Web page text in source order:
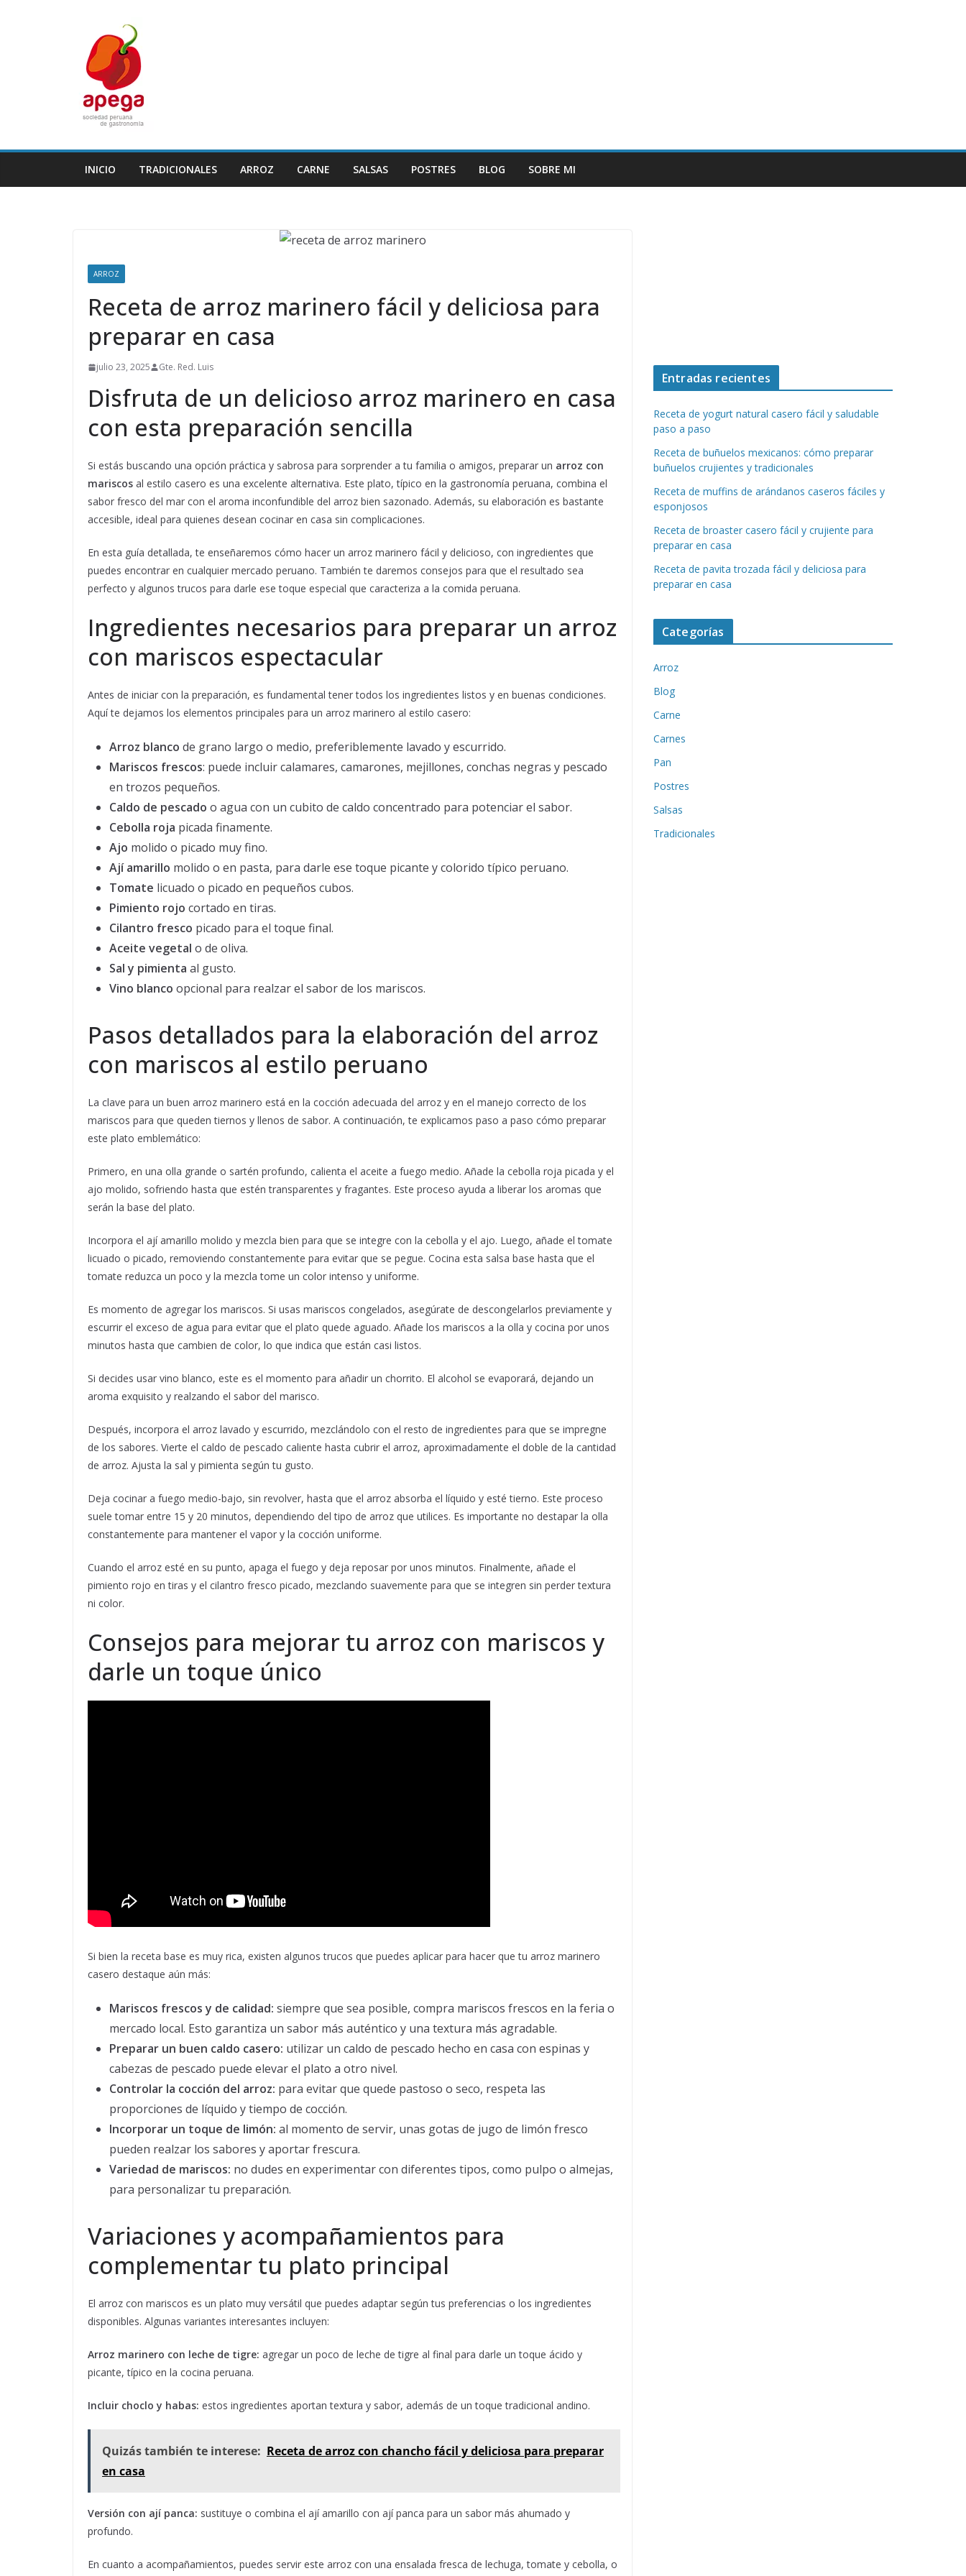
INICIO TRADICIONALES ARROZ CARNE SALSAS POSTRES BLOG SOBRE MI
ARROZ
Receta de arroz marinero fácil y deliciosa para
preparar en casa
julio 23, 2025 Gte. Red. Luis
Disfruta de un delicioso arroz marinero en casa
con esta preparación sencilla
Si estás buscando una opción práctica y sabrosa para sorprender a tu familia o amigos, preparar un arroz con
mariscos al estilo casero es una excelente alternativa. Este plato, típico en la gastronomía peruana, combina el
sabor fresco del mar con el aroma inconfundible del arroz bien sazonado. Además, su elaboración es bastante
accesible, ideal para quienes desean cocinar en casa sin complicaciones.
En esta guía detallada, te enseñaremos cómo hacer un arroz marinero fácil y delicioso, con ingredientes que
puedes encontrar en cualquier mercado peruano. También te daremos consejos para que el resultado sea
perfecto y algunos trucos para darle ese toque especial que caracteriza a la comida peruana.
Ingredientes necesarios para preparar un arroz
con mariscos espectacular
Antes de iniciar con la preparación, es fundamental tener todos los ingredientes listos y en buenas condiciones.
Aquí te dejamos los elementos principales para un arroz marinero al estilo casero:
Arroz blanco de grano largo o medio, preferiblemente lavado y escurrido.
Mariscos frescos: puede incluir calamares, camarones, mejillones, conchas negras y pescado
en trozos pequeños.
Caldo de pescado o agua con un cubito de caldo concentrado para potenciar el sabor.
Cebolla roja picada finamente.
Ajo molido o picado muy fino.
Ají amarillo molido o en pasta, para darle ese toque picante y colorido típico peruano.
Tomate licuado o picado en pequeños cubos.
Pimiento rojo cortado en tiras.
Cilantro fresco picado para el toque final.
Aceite vegetal o de oliva.
Sal y pimienta al gusto.
Vino blanco opcional para realzar el sabor de los mariscos.
Pasos detallados para la elaboración del arroz
con mariscos al estilo peruano
La clave para un buen arroz marinero está en la cocción adecuada del arroz y en el manejo correcto de los
mariscos para que queden tiernos y llenos de sabor. A continuación, te explicamos paso a paso cómo preparar
este plato emblemático:
Primero, en una olla grande o sartén profundo, calienta el aceite a fuego medio. Añade la cebolla roja picada y el
ajo molido, sofriendo hasta que estén transparentes y fragantes. Este proceso ayuda a liberar los aromas que
serán la base del plato.
Incorpora el ají amarillo molido y mezcla bien para que se integre con la cebolla y el ajo. Luego, añade el tomate
licuado o picado, removiendo constantemente para evitar que se pegue. Cocina esta salsa base hasta que el
tomate reduzca un poco y la mezcla tome un color intenso y uniforme.
Es momento de agregar los mariscos. Si usas mariscos congelados, asegúrate de descongelarlos previamente y
escurrir el exceso de agua para evitar que el plato quede aguado. Añade los mariscos a la olla y cocina por unos
minutos hasta que cambien de color, lo que indica que están casi listos.
Si decides usar vino blanco, este es el momento para añadir un chorrito. El alcohol se evaporará, dejando un
aroma exquisito y realzando el sabor del marisco.
Después, incorpora el arroz lavado y escurrido, mezclándolo con el resto de ingredientes para que se impregne
de los sabores. Vierte el caldo de pescado caliente hasta cubrir el arroz, aproximadamente el doble de la cantidad
de arroz. Ajusta la sal y pimienta según tu gusto.
Deja cocinar a fuego medio-bajo, sin revolver, hasta que el arroz absorba el líquido y esté tierno. Este proceso
suele tomar entre 15 y 20 minutos, dependiendo del tipo de arroz que utilices. Es importante no destapar la olla
constantemente para mantener el vapor y la cocción uniforme.
Cuando el arroz esté en su punto, apaga el fuego y deja reposar por unos minutos. Finalmente, añade el
pimiento rojo en tiras y el cilantro fresco picado, mezclando suavemente para que se integren sin perder textura
ni color.
Consejos para mejorar tu arroz con mariscos y
darle un toque único
Si bien la receta base es muy rica, existen algunos trucos que puedes aplicar para hacer que tu arroz marinero
casero destaque aún más:
Mariscos frescos y de calidad: siempre que sea posible, compra mariscos frescos en la feria o
mercado local. Esto garantiza un sabor más auténtico y una textura más agradable.
Preparar un buen caldo casero: utilizar un caldo de pescado hecho en casa con espinas y
cabezas de pescado puede elevar el plato a otro nivel.
Controlar la cocción del arroz: para evitar que quede pastoso o seco, respeta las
proporciones de líquido y tiempo de cocción.
Incorporar un toque de limón: al momento de servir, unas gotas de jugo de limón fresco
pueden realzar los sabores y aportar frescura.
Variedad de mariscos: no dudes en experimentar con diferentes tipos, como pulpo o almejas,
para personalizar tu preparación.
Variaciones y acompañamientos para
complementar tu plato principal
El arroz con mariscos es un plato muy versátil que puedes adaptar según tus preferencias o los ingredientes
disponibles. Algunas variantes interesantes incluyen:
Arroz marinero con leche de tigre: agregar un poco de leche de tigre al final para darle un toque ácido y
picante, típico en la cocina peruana.
Incluir choclo y habas: estos ingredientes aportan textura y sabor, además de un toque tradicional andino.
Quizás también te interese: Receta de arroz con chancho fácil y deliciosa para preparar
en casa
Versión con ají panca: sustituye o combina el ají amarillo con ají panca para un sabor más ahumado y
profundo.
En cuanto a acompañamientos, puedes servir este arroz con una ensalada fresca de lechuga, tomate y cebolla, o
Entradas recientes
Receta de yogurt natural casero fácil y saludable
paso a paso
Receta de buñuelos mexicanos: cómo preparar
buñuelos crujientes y tradicionales
Receta de muffins de arándanos caseros fáciles y
esponjosos
Receta de broaster casero fácil y crujiente para
preparar en casa
Receta de pavita trozada fácil y deliciosa para
preparar en casa
Categorías
Arroz
Blog
Carne
Carnes
Pan
Postres
Salsas
Tradicionales